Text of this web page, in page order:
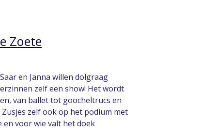
Zoete
en Janna willen dolgraag
zelf een show! Het wordt
van ballet tot goocheltrucs en
zelf ook op het podium met
en voor wie valt het doek